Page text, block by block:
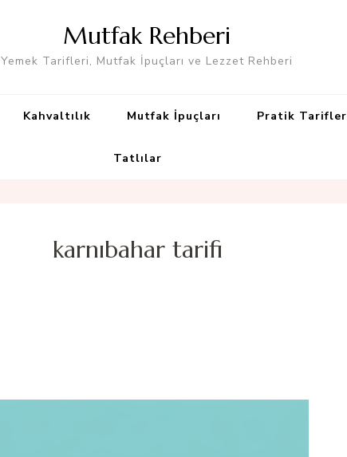
Mutfak Rehberi
Yemek Tarifleri, Mutfak İpuçları ve Lezzet Rehberi
Kahvaltılık Mutfak İpuçları Pratik Tarifler
Tatlılar
karnıbahar tarifi